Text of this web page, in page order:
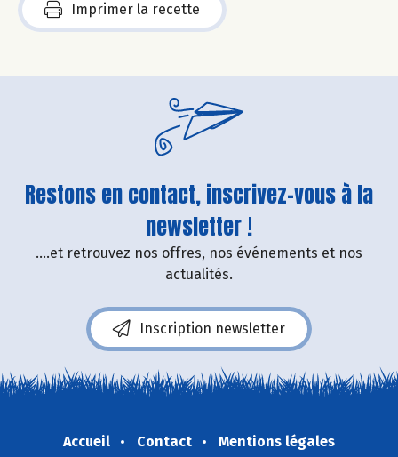
Imprimer la recette
Restons en contact, inscrivez-vous à la
newsletter !
....et retrouvez nos offres, nos événements et nos
actualités.
Inscription newsletter
Accueil Contact
Mentions légales